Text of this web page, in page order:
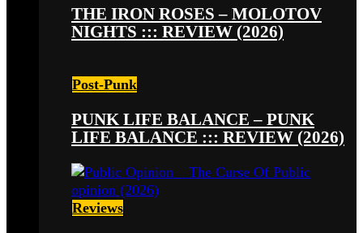
THE IRON ROSES – MOLOTOV
NIGHTS ::: REVIEW (2026)
Post-Punk
PUNK LIFE BALANCE – PUNK
LIFE BALANCE ::: REVIEW (2026)
Reviews